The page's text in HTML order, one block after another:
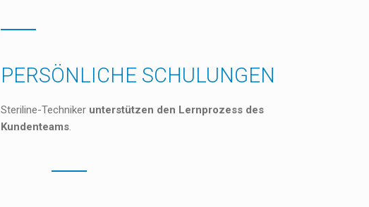
PERSÖNLICHE SCHULUNGEN
Steriline-Techniker unterstützen den Lernprozess des
Kundenteams.